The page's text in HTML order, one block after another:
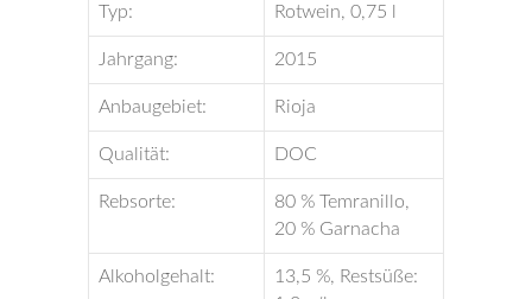
Typ: Rotwein, 0,75 l
Jahrgang: 2015
Anbaugebiet: Rioja
Qualität: DOC
Rebsorte:
80 % Temranillo,
20 % Garnacha
Alkoholgehalt:
13,5 %, Restsüße: